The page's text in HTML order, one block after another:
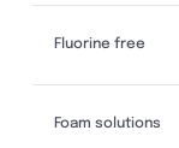
Fluorine free
Foam solutions